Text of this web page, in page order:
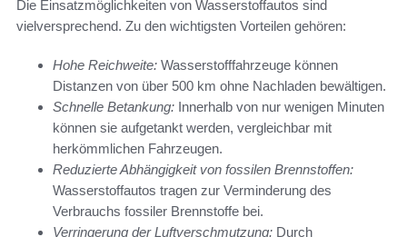
Die Einsatzmöglichkeiten von Wasserstoffautos sind
vielversprechend. Zu den wichtigsten Vorteilen gehören:
Hohe Reichweite: Wasserstofffahrzeuge können
Distanzen von über 500 km ohne Nachladen bewältigen.
Schnelle Betankung: Innerhalb von nur wenigen Minuten
können sie aufgetankt werden, vergleichbar mit
herkömmlichen Fahrzeugen.
Reduzierte Abhängigkeit von fossilen Brennstoffen:
Wasserstoffautos tragen zur Verminderung des
Verbrauchs fossiler Brennstoffe bei.
Verringerung der Luftverschmutzung: Durch